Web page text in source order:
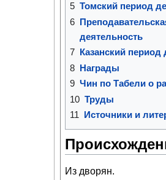
5 Томский период
6
деятельность
7 Казанский период
8 Награды
9 Чин по Табели о
10 Труды
11 Источники и
Из дворян.